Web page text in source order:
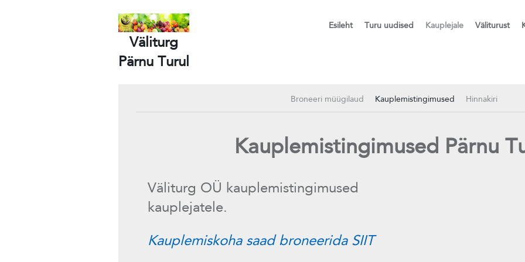
Väliturg
Pärnu Turul
Esileht Turu uudised Kauplejale Väliturust
Broneeri müügilaud Kauplemistingimused Hinnakiri
Kauplemistingimused Pärnu
Väliturg OÜ kauplemistingimused
kauplejatele.
Kauplemiskoha saad broneerida SIIT